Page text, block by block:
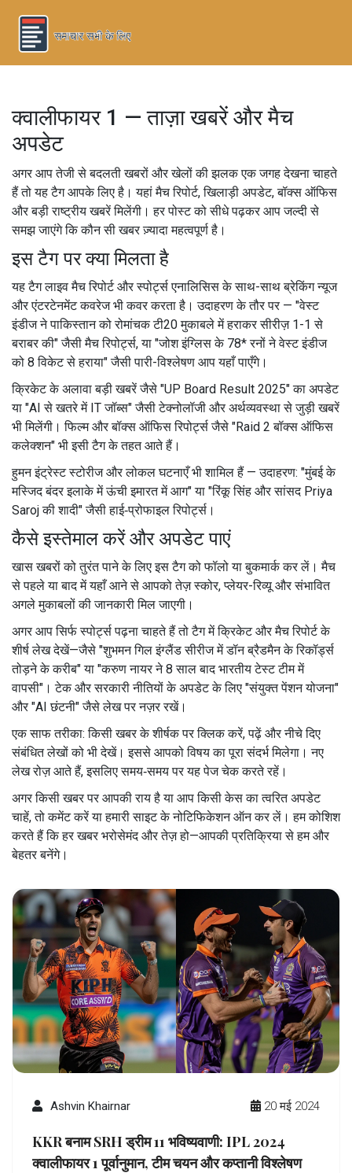
क्वालीफायर 1 — ताज़ा खबरें और मैच
अपडेट
अगर आप तेजी से बदलती खबरों और खेलों की झलक एक जगह देखना चाहते
हैं तो यह टैग आपके लिए है। यहां मैच रिपोर्ट, खिलाड़ी अपडेट, बॉक्स ऑफिस
और बड़ी राष्ट्रीय खबरें मिलेंगी। हर पोस्ट को सीधे पढ़कर आप जल्दी से
समझ जाएंगे कि कौन सी खबर ज़्यादा महत्वपूर्ण है।
इस टैग पर क्या मिलता है
यह टैग लाइव मैच रिपोर्ट और स्पोर्ट्स एनालिसिस के साथ-साथ ब्रेकिंग न्यूज
और एंटरटेनमेंट कवरेज भी कवर करता है। उदाहरण के तौर पर — "वेस्ट
इंडीज ने पाकिस्तान को रोमांचक टी20 मुकाबले में हराकर सीरीज़ 1-1 से
बराबर की" जैसी मैच रिपोर्ट्स, या "जोश इंग्लिस के 78* रनों ने वेस्ट इंडीज
को 8 विकेट से हराया" जैसी पारी-विश्लेषण आप यहाँ पाएँगे।
क्रिकेट के अलावा बड़ी खबरें जैसे "UP Board Result 2025" का अपडेट
या "AI से खतरे में IT जॉब्स" जैसी टेक्नोलॉजी और अर्थव्यवस्था से जुड़ी खबरें
भी मिलेंगी। फिल्म और बॉक्स ऑफिस रिपोर्ट्स जैसे "Raid 2 बॉक्स ऑफिस
कलेक्शन" भी इसी टैग के तहत आते हैं।
हुमन इंट्रेस्ट स्टोरीज और लोकल घटनाएँ भी शामिल हैं — उदाहरण: "मुंबई के
मस्जिद बंदर इलाके में ऊंची इमारत में आग" या "रिंकू सिंह और सांसद Priya
Saroj की शादी" जैसी हाई‑प्रोफाइल रिपोर्ट्स।
कैसे इस्तेमाल करें और अपडेट पाएं
खास खबरों को तुरंत पाने के लिए इस टैग को फॉलो या बुकमार्क कर लें। मैच
से पहले या बाद में यहाँ आने से आपको तेज़ स्कोर, प्लेयर-रिव्यू और संभावित
अगले मुकाबलों की जानकारी मिल जाएगी।
अगर आप सिर्फ स्पोर्ट्स पढ़ना चाहते हैं तो टैग में क्रिकेट और मैच रिपोर्ट के
शीर्ष लेख देखें—जैसे "शुभमन गिल इंग्लैंड सीरीज में डॉन ब्रैडमैन के रिकॉर्ड्स
तोड़ने के करीब" या "करुण नायर ने 8 साल बाद भारतीय टेस्ट टीम में
वापसी"। टेक और सरकारी नीतियों के अपडेट के लिए "संयुक्त पेंशन योजना"
और "AI छंटनी" जैसे लेख पर नज़र रखें।
एक साफ तरीका: किसी खबर के शीर्षक पर क्लिक करें, पढ़ें और नीचे दिए
संबंधित लेखों को भी देखें। इससे आपको विषय का पूरा संदर्भ मिलेगा। नए
लेख रोज़ आते हैं, इसलिए समय‑समय पर यह पेज चेक करते रहें।
अगर किसी खबर पर आपकी राय है या आप किसी केस का त्वरित अपडेट
चाहें, तो कमेंट करें या हमारी साइट के नोटिफिकेशन ऑन कर लें। हम कोशिश
करते हैं कि हर खबर भरोसेमंद और तेज़ हो—आपकी प्रतिक्रिया से हम और
बेहतर बनेंगे।
Ashvin Khairnar 20 मई 2024
KKR बनाम SRH ड्रीम 11 भविष्यवाणी: IPL 2024
क्वालीफायर 1 पूर्वानुमान, टीम चयन और कप्तानी विश्लेषण